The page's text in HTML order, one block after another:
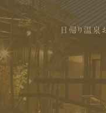
日帰り温泉